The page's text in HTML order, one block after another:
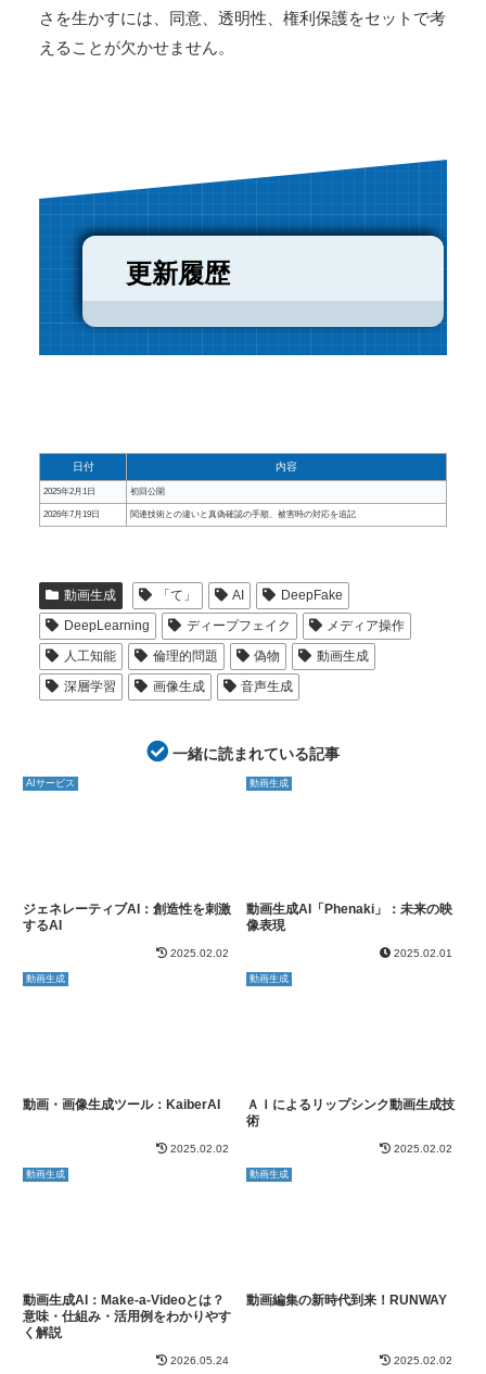
さを生かすには、同意、透明性、権利保護をセットで考
えることが欠かせません。
更新履歴
日付 内容
2025年2月1日 初回公開
2026年7月19日 関連技術との違いと真偽確認の手順、被害時の対応を追記
動画生成 「て」 AI
DeepFake
DeepLearning
ディープフェイク
メディア操作
人工知能
倫理的問題 偽物
動画生成
深層学習
画像生成 音声生成
一緒に読まれている記事
AIサービス
ジェネレーティブAI：創造性を刺激
するAI
2025.02.02
動画生成
動画生成AI「Phenaki」：未来の映
像表現
2025.02.01
動画生成
動画・画像生成ツール：KaiberAI
2025.02.02
動画生成
ＡＩによるリップシンク動画生成技
術
2025.02.02
動画生成
動画生成AI：Make-a-Videoとは？
意味・仕組み・活用例をわかりやす
く解説
2026.05.24
動画生成
動画編集の新時代到来！RUNWAY
2025.02.02